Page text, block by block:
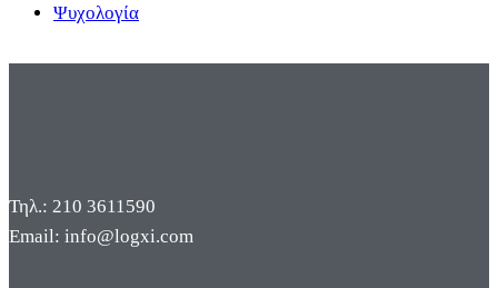
Ψυχολογία
Τηλ.: 210 3611590
Email: info@logxi.com